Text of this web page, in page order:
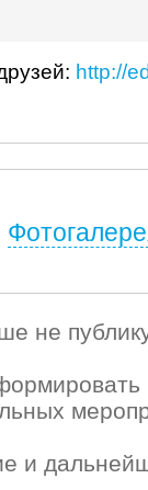
http://
не
и